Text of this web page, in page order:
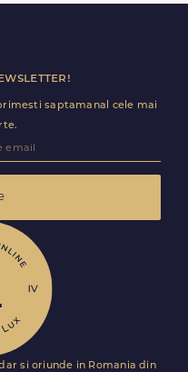
curierii nostri proprii.
saptamanal cele mai
si oriunde in Romania din